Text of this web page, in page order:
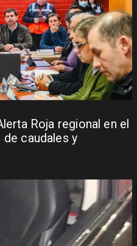
Roja regional en el
caudales y